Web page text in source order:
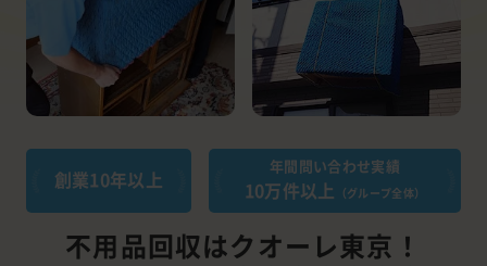
創業10年以上
年間問い合わせ実績
10万件以上 （グループ全体）
不用品回収はクオーレ東京！